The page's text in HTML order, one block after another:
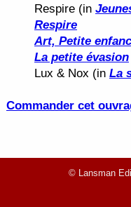
Respire (in
Respire
Art, Petite
La petite évasion
Lux & Nox (in La
Commander cet
© Lansman